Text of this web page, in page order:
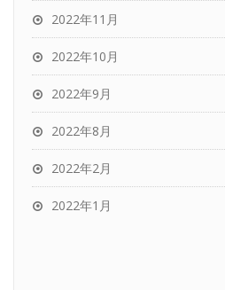
2022年11月
2022年10月
2022年9月
2022年8月
2022年2月
2022年1月